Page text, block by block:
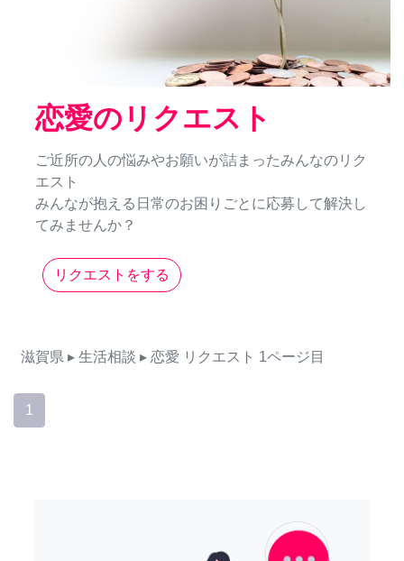
恋愛のリクエスト
ご近所の人の悩みやお願いが詰まったみんなのリク
エスト
みんなが抱える日常のお困りごとに応募して解決し
てみませんか？
リクエストをする
滋賀県 ▸ 生活相談 ▸ 恋愛 リクエスト 1ページ目
1